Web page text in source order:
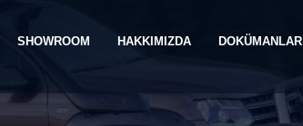
SHOWROOM HAKKIMIZDA DOKÜMANLAR